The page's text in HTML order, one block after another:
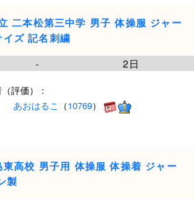
二本松第三中学 男子 体操服 ジャー
ズ 記名刺繍
- 2日
評価）：
あおはるこ （10769）
高校 男子用 体操服 体操着 ジャー
製